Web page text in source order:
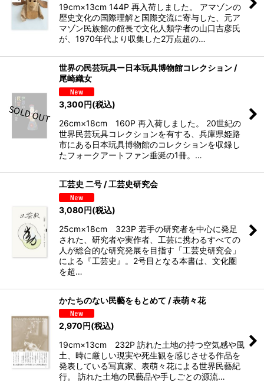
19cm×13cm 144P 再入荷しました。 アマゾンの
歴史文化の国際理解と国際交流に寄与した、元ア
マゾン民族館の館長で文化人類学者の山口吉彦氏
が、1970年代より収集した2万点超の…
世界の民芸玩具ー日本玩具博物館コレクション /
尾崎織女
3,300円(税込)
26cm×18cm 160P 再入荷しました。 20世紀の
世界民芸玩具コレクションを有する、兵庫県姫路
市にある日本玩具博物館のコレクションを収録し
たフォークアートファン垂涎の1冊。…
工芸史 二号 / 工芸史研究会
3,080円(税込)
25cm×18cm 323P 若手の研究者を中心に発足
された、研究者や実作者、工芸に携わるすべての
人が総合的な研究発展を目指す「工芸史研究会」
による『工芸史』。2号目となる本書は、文化圏
を超…
かたちのない民藝をもとめて / 表萌々花
2,970円(税込)
19cm×13cm 232P 訪れた土地の持つ空気感や風
土、時に厳しい現実や死生観を感じさせる作品を
発表している写真家、表萌々花による世界民藝紀
行。 訪れた土地の民藝品や手しごとの源流…